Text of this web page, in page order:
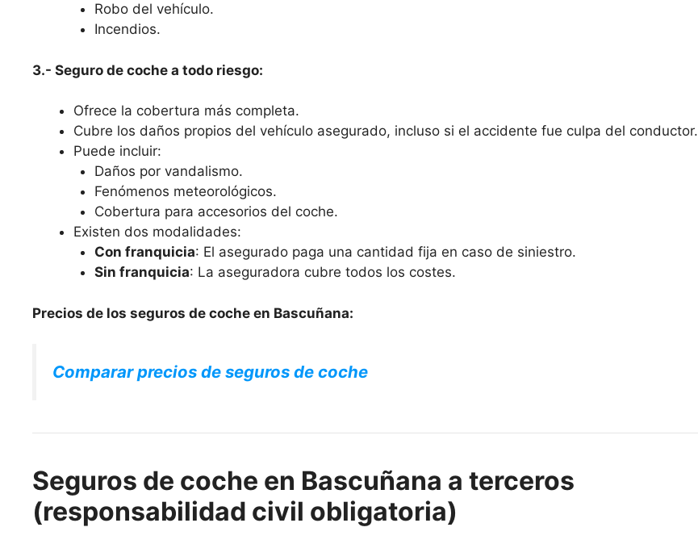
Robo del vehículo.
Incendios.
3.- Seguro de coche a todo riesgo:
Ofrece la cobertura más completa.
Cubre los daños propios del vehículo asegurado, incluso si el accidente fue culpa del conductor.
Puede incluir:
Daños por vandalismo.
Fenómenos meteorológicos.
Cobertura para accesorios del coche.
Existen dos modalidades:
Con franquicia: El asegurado paga una cantidad fija en caso de siniestro.
Sin franquicia: La aseguradora cubre todos los costes.
Precios de los seguros de coche en Bascuñana:
Comparar precios de seguros de coche
Seguros de coche en Bascuñana a terceros
(responsabilidad civil obligatoria)